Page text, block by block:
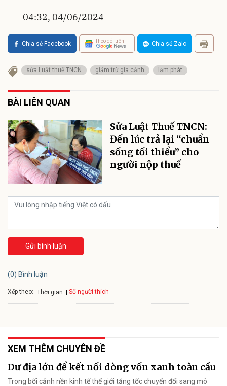
04:32, 04/06/2024
Chia sẻ Facebook Theo dõi trên Chia sẻ Zalo
sửa Luật thuế TNCN giảm trừ gia cảnh lạm phát
BÀI LIÊN QUAN
Sửa Luật Thuế TNCN:
Đến lúc trả lại “chuẩn
sống tối thiểu” cho
người nộp thuế
Gửi bình luận
(0) Bình luận
Xếp theo: Thời gian Số người thích
XEM THÊM CHUYÊN ĐỀ
Dư địa lớn để kết nối dòng vốn xanh toàn cầu
Trong bối cảnh nền kinh tế thế giới tăng tốc chuyển đổi sang mô